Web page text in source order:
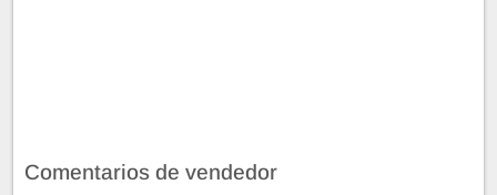
Comentarios de vendedor